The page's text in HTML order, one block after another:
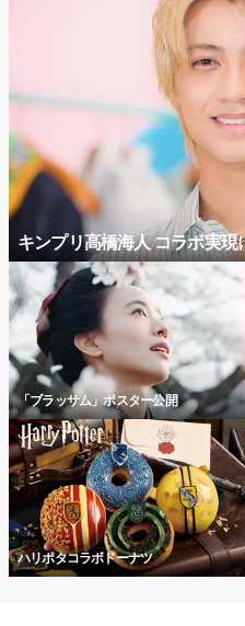
キンプリ高橋海人 コラボ実現
「ブラッサム」ポスター公開
ハリポタコラボドーナツ